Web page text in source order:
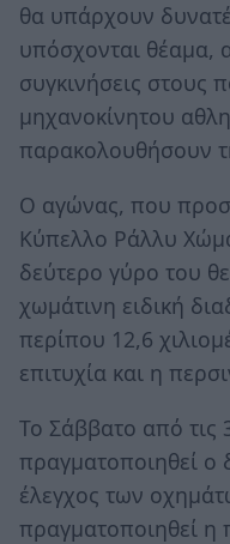
θα υπάρχουν
υπόσχονται θέαμα,
συγκινήσεις στους
μηχανοκίνητου
παρακολουθήσουν
Ο αγώνας, που
Κύπελλο Ράλλυ
δεύτερο γύρο του
χωμάτινη ειδική
περίπου 12,6
επιτυχία και η
Το Σάββατο από τις
πραγματοποιηθεί ο
έλεγχος των
πραγματοποιηθεί η